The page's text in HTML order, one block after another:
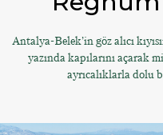
Antalya-Belek’in göz alıcı
yazında kapılarını açarak
ayrıcalıklarla dolu